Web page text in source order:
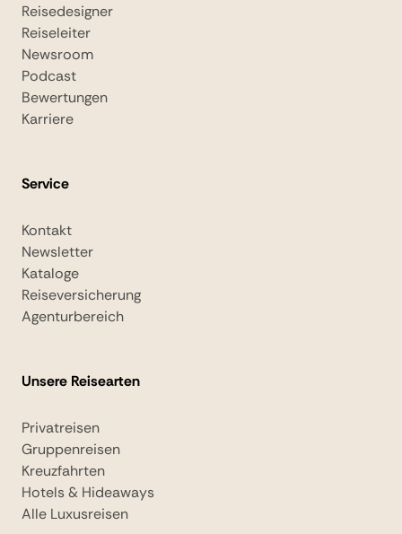
Reisedesigner
Reiseleiter
Newsroom
Podcast
Bewertungen
Karriere
Service
Kontakt
Newsletter
Kataloge
Reiseversicherung
Agenturbereich
Unsere Reisearten
Privatreisen
Gruppenreisen
Kreuzfahrten
Hotels & Hideaways
Alle Luxusreisen